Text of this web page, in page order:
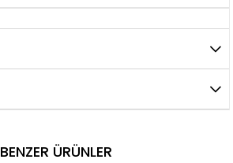
BENZER ÜRÜNLER